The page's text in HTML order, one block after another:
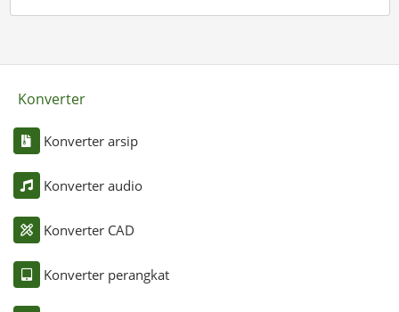
Konverter
Konverter arsip
Konverter audio
Konverter CAD
Konverter perangkat